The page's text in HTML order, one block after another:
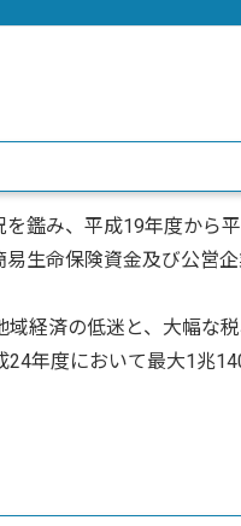
鑑み、平成19年度から
生命保険資金及び公営
経済の低迷と、大幅な
年度において最大1兆